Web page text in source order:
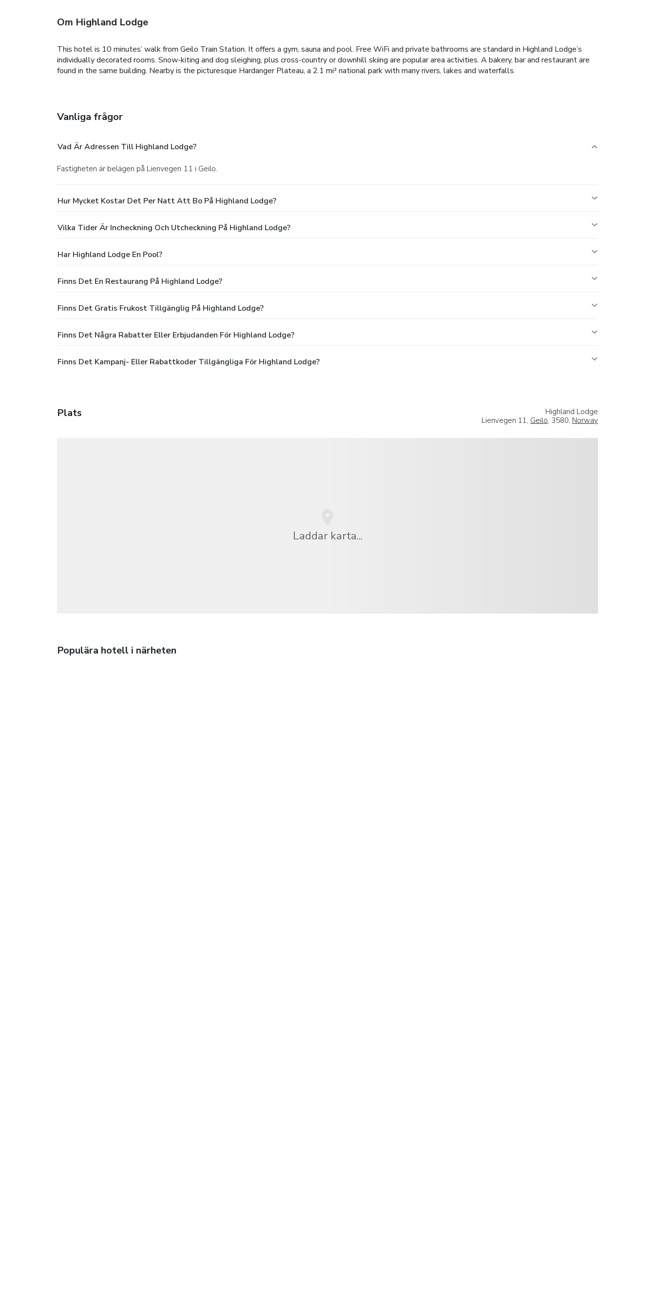
Om Highland Lodge
This hotel is 10 minutes’ walk from Geilo Train Station. It offers a gym, sauna and pool. Free WiFi and private bathrooms are standard in Highland Lodge’s
individually decorated rooms. Snow-kiting and dog sleighing, plus cross-country or downhill skiing are popular area activities. A bakery, bar and restaurant are
found in the same building. Nearby is the picturesque Hardanger Plateau, a 2.1 mi² national park with many rivers, lakes and waterfalls.
Vanliga frågor
Vad Är Adressen Till Highland Lodge?
Fastigheten är belägen på Lienvegen 11 i Geilo.
Hur Mycket Kostar Det Per Natt Att Bo På Highland Lodge?
Vilka Tider Är Incheckning Och Utcheckning På Highland Lodge?
Har Highland Lodge En Pool?
Finns Det En Restaurang På Highland Lodge?
Finns Det Gratis Frukost Tillgänglig På Highland Lodge?
Finns Det Några Rabatter Eller Erbjudanden För Highland Lodge?
Finns Det Kampanj- Eller Rabattkoder Tillgängliga För Highland Lodge?
Plats
Highland Lodge
Lienvegen 11, Geilo, 3580, Norway
Laddar karta...
Populära hotell i närheten